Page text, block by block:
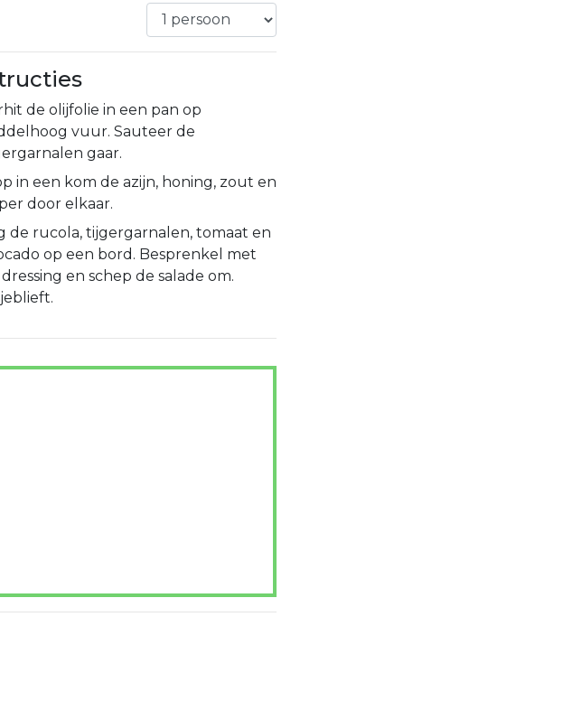
de olijfolie in een pan op
vuur. Sauteer de
gaar.
in een kom de azijn, honing, zout en
door elkaar.
de rucola, tijgergarnalen, tomaat en
op een bord. Besprenkel met
en schep de salade om.